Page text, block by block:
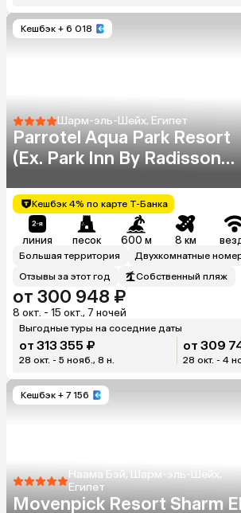
Кешбэк + 6 018
Шарм-эль-Шейх, Египет
Parrotel Aqua Park Resort
(Ex. Park Inn By Radisson
Кешбэк 4% по карте Т-Банка
линия песок 600 м 8 км
Большая территория
Двухкомнатные
Отзывы за этот год
Собственный пляж
от 300 948 ₽
8 окт. - 15 окт., 7 ночей
Выгодные туры на соседние даты
от 313 355 ₽
28 окт. - 5 нояб., 8 н.
от 309
28 окт. - 4
Кешбэк + 7 156
Наама Бэй, Шарм-эль-Шейх,
Египет
Movenpick Resort Sharm